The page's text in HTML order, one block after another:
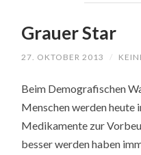
Grauer Star
27. OKTOBER 2013 /
Beim Demografischen
Menschen werden heute
Medikamente zur
besser werden haben